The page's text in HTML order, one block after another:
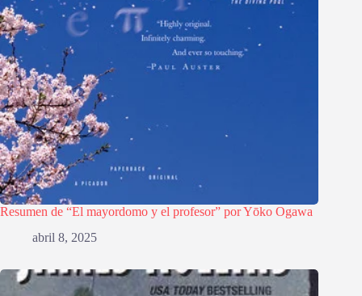
Resumen de “El mayordomo y el profesor” por Yōko Ogawa
abril 8, 2025